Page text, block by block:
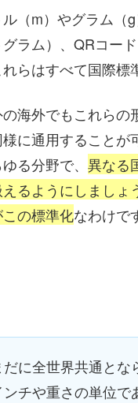
（m）やグラム（g
ラム）、QRコー
らはすべて国際標
海外でもこれらの
に通用することが
る分野で、 異なる
るようにしましょ
の標準化なわけで
に全世界共通と
ンチや重さの単位